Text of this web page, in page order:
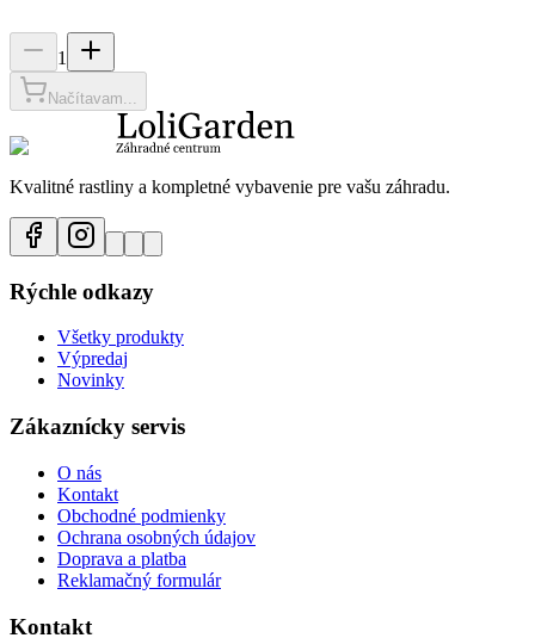
1
Načítavam...
Kvalitné rastliny a kompletné vybavenie pre vašu záhradu.
Rýchle odkazy
Všetky produkty
Výpredaj
Novinky
Zákaznícky servis
O nás
Kontakt
Obchodné podmienky
Ochrana osobných údajov
Doprava a platba
Reklamačný formulár
Kontakt